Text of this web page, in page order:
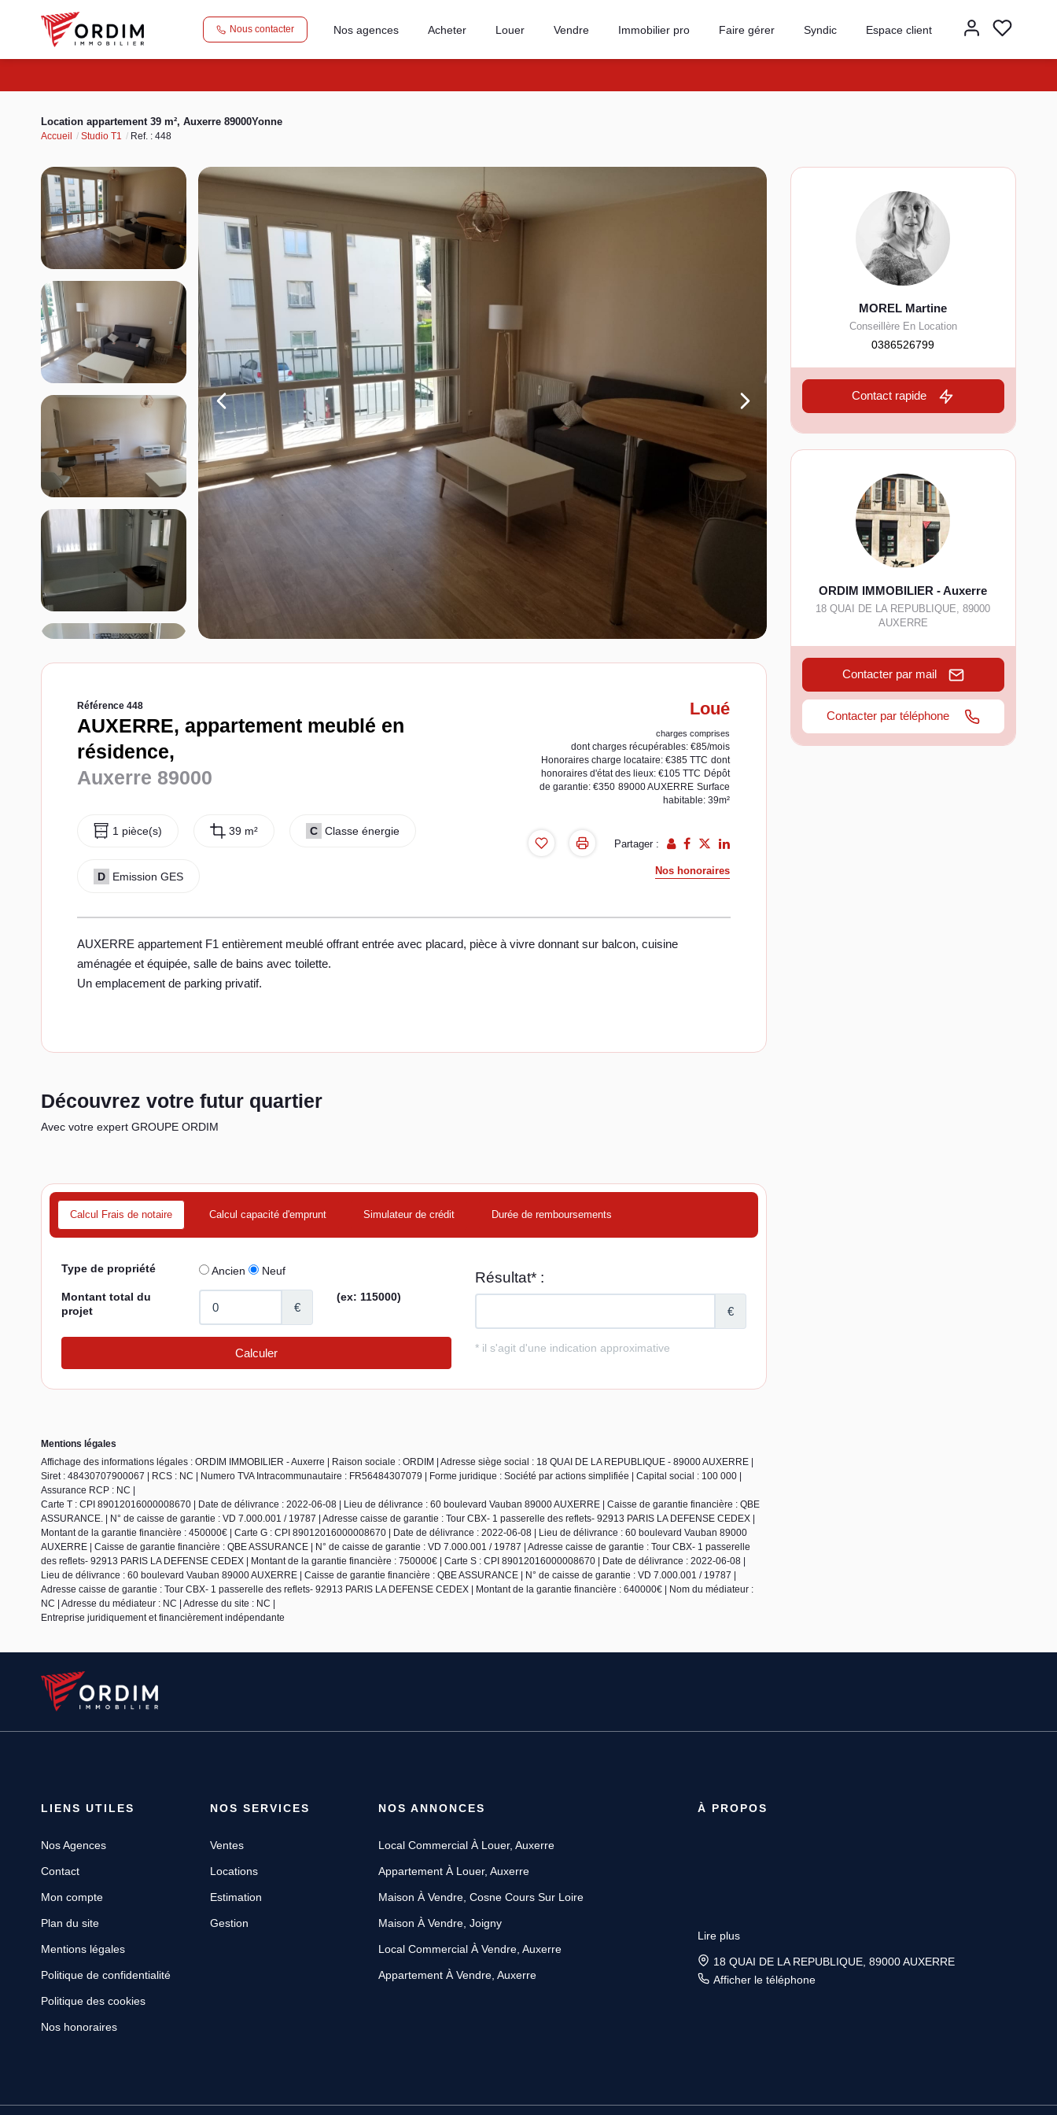
Nous contacter Nos agences Acheter Louer Vendre Immobilier pro Faire gérer Syndic Espace client
Location appartement 39 m², Auxerre 89000Yonne
Accueil Studio T1 Ref. : 448
Référence 448
AUXERRE, appartement meublé en
résidence,
Auxerre 89000
1 pièce(s) 39 m² C Classe énergie
D Emission GES
Loué
charges comprises
dont charges récupérables: €85/mois
Honoraires charge locataire: €385 TTC dont
honoraires d'état des lieux: €105 TTC Dépôt
de garantie: €350 89000 AUXERRE Surface
habitable: 39m²
Partager :
Nos honoraires
AUXERRE appartement F1 entièrement meublé offrant entrée avec placard, pièce à vivre donnant sur balcon, cuisine
aménagée et équipée, salle de bains avec toilette.
Un emplacement de parking privatif.
Découvrez votre futur quartier
Avec votre expert GROUPE ORDIM
Calcul Frais de notaire Calcul capacité d'emprunt Simulateur de crédit Durée de remboursements
MOREL Martine
Conseillère En Location
0386526799
Contact rapide
ORDIM IMMOBILIER - Auxerre
18 QUAI DE LA REPUBLIQUE,89000
AUXERRE
Contacter par mail
Contacter par téléphone
Mentions légales
Affichage des informations légales : ORDIM IMMOBILIER - Auxerre | Raison sociale : ORDIM | Adresse siège social : 18 QUAI DE LA REPUBLIQUE - 89000 AUXERRE |
Siret : 48430707900067 | RCS : NC | Numero TVA Intracommunautaire : FR56484307079 | Forme juridique : Société par actions simplifiée | Capital social : 100 000 |
Assurance RCP : NC |
Carte T : CPI 89012016000008670 | Date de délivrance : 2022-06-08 | Lieu de délivrance : 60 boulevard Vauban 89000 AUXERRE | Caisse de garantie financière : QBE
ASSURANCE. | N° de caisse de garantie : VD 7.000.001 / 19787 | Adresse caisse de garantie : Tour CBX- 1 passerelle des reflets- 92913 PARIS LA DEFENSE CEDEX |
Montant de la garantie financière : 450000€ | Carte G : CPI 89012016000008670 | Date de délivrance : 2022-06-08 | Lieu de délivrance : 60 boulevard Vauban 89000
AUXERRE | Caisse de garantie financière : QBE ASSURANCE | N° de caisse de garantie : VD 7.000.001 / 19787 | Adresse caisse de garantie : Tour CBX- 1 passerelle
des reflets- 92913 PARIS LA DEFENSE CEDEX | Montant de la garantie financière : 750000€ | Carte S : CPI 89012016000008670 | Date de délivrance : 2022-06-08 |
Lieu de délivrance : 60 boulevard Vauban 89000 AUXERRE | Caisse de garantie financière : QBE ASSURANCE | N° de caisse de garantie : VD 7.000.001 / 19787 |
Adresse caisse de garantie : Tour CBX- 1 passerelle des reflets- 92913 PARIS LA DEFENSE CEDEX | Montant de la garantie financière : 640000€ | Nom du médiateur :
NC | Adresse du médiateur : NC | Adresse du site : NC |
Entreprise juridiquement et financièrement indépendante
LIENS UTILES
Nos Agences
Contact
Mon compte
Plan du site
Mentions légales
Politique de confidentialité
Politique des cookies
Nos honoraires
NOS SERVICES
Ventes
Locations
Estimation
Gestion
NOS ANNONCES
Local Commercial À Louer, Auxerre
Appartement À Louer, Auxerre
Maison À Vendre, Cosne Cours Sur Loire
Maison À Vendre, Joigny
Local Commercial À Vendre, Auxerre
Appartement À Vendre, Auxerre
À PROPOS
Lire plus
6 place Vauban, 89200 AVALLON
Afficher le téléphone